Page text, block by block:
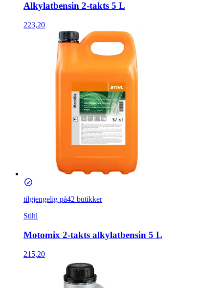
Alkylatbensin 2-takts 5 L
223,20
tilgjengelig på42 butikker
Stihl
Motomix 2-takts alkylatbensin 5 L
215,20